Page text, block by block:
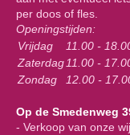
per doos of fles.
Openingstijden:
Vrijdag
11.00 -
Zaterdag 11.00 -
Zondag
12.00 -
Op de Smedenweg
- Verkoop van onze